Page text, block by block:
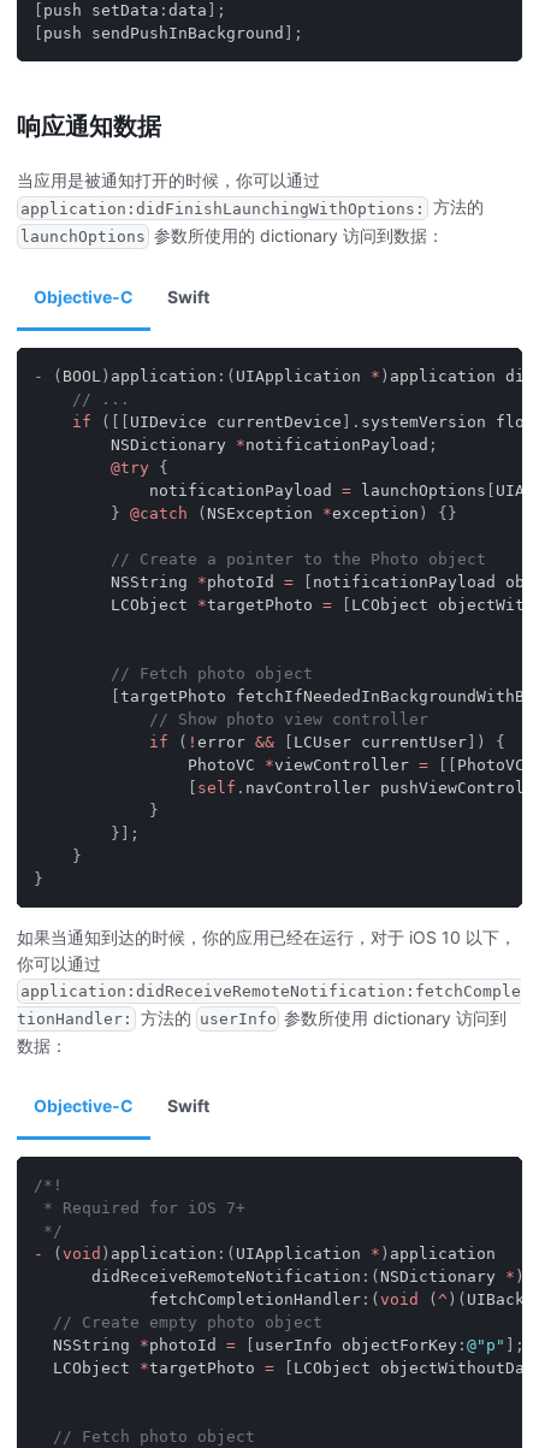
push setData : data
;
push sendPushInBackground ;
响应通知数据
当应用是被通知打开的时候，你可以通过
application:didFinishLaunchingWithOptions: 方法的
launchOptions 参数所使用的 dictionary 访问到数据：
Objective-C Swift
- ( BOOL ) application : ( UIApplication * ) application
// ...
if
( UIDevice currentDevice . systemVersion
        NSDictionary
*notificationPayload ;
@try {
            notificationPayload
= launchOptions
} @catch ( NSException *exception ) { }
// Create a pointer to the Photo object
        NSString
*photoId =
notificationPayload
        LCObject
*targetPhoto =
LCObject
// Fetch photo object
targetPhoto
// Show photo view controller
if
( ! error && LCUser currentUser )
{
                PhotoVC
*viewController =
self . navController
}
}
;
}
}
如果当通知到达的时候，你的应用已经在运行，对于 iOS 10 以下，
你可以通过
application:didReceiveRemoteNotification:fetchComple
tionHandler:
方法的 userInfo 参数所使用 dictionary 访问到
数据：
Objective-C Swift
/*!
* Required for iOS 7+
*/
-
( void ) application : ( UIApplication * ) application
      didReceiveRemoteNotification
: ( NSDictionary * )
            fetchCompletionHandler
: ( void ( ^ ) (
// Create empty photo object
  NSString
*photoId = userInfo objectForKey : @"p"
;
  LCObject
*targetPhoto =
LCObject
// Fetch photo object